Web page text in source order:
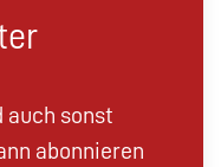
auch sonst
abonnieren